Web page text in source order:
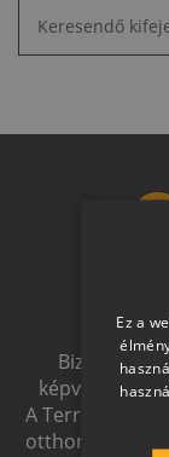
képviselő,
A Terrán
otthon átfogó,
Ez a